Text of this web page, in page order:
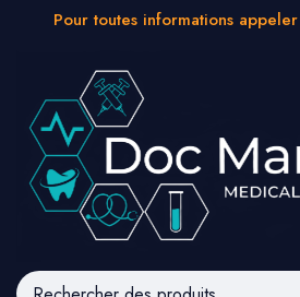
Pour toutes informations